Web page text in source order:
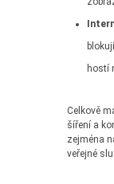
hostí
Celkově
šíření a
zejména
veřejné